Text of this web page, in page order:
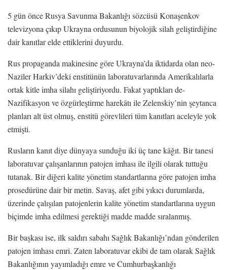
5 gün önce Rusya Savunma Bakanlığı sözcüsü Konaşenkov
televizyona çıkıp Ukrayna ordusunun biyolojik silah geliştirdiğine
dair kanıtlar elde ettiklerini duyurdu.
Rus propaganda makinesine göre Ukrayna’da iktidarda olan neo-
Naziler Harkiv’deki enstitünün laboratuvarlarında Amerikalılarla
ortak kitle imha silahı geliştiriyordu. Fakat yaptıkları de-
Nazifikasyon ve özgürleştirme harekâtı ile Zelenskiy’nin şeytanca
planları alt üst olmuş, enstitü görevlileri tüm kanıtları aceleyle yok
etmişti.
Rusların kanıt diye dünyaya sunduğu iki üç tane kâğıt. Bir tanesi
laboratuvar çalışanlarının patojen imhası ile ilgili olarak tuttuğu
tutanak. Bir diğeri kalite yönetim standartlarına göre patojen imha
prosedürüne dair bir metin. Savaş, afet gibi yıkıcı durumlarda,
üzerinde çalışılan patojenlerin kalite yönetim standartlarına uygun
biçimde imha edilmesi gerektiği madde madde sıralanmış.
Bir başkası ise, ilk saldırı sabahı Sağlık Bakanlığı’ndan gönderilen
patojen imhası emri. Zaten laboratuvar ekibi de tam olarak Sağlık
Bakanlığının yayımladığı emre ve Cumhurbaşkanlığı